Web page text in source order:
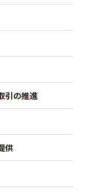
引の推進
供